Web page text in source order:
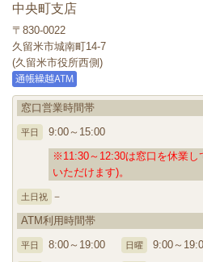
中央町支店
〒830-0022
久留米市城南町14-7
(久留米市役所西側)
窓口営業時間帯
平日
9:00～15:00
※11:30～12:30は窓口を休業し
いただけます)。
土日祝
－
ATM利用時間帯
平日 8:00～19:00 日曜 9:00～